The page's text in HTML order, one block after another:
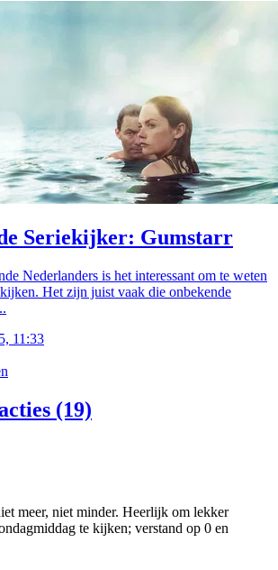
Seriekijker: Gumstarr
Nederlanders is het interessant om te weten
Het zijn juist vaak die onbekende
11:33
(19)
meer, niet minder. Heerlijk om lekker
te kijken; verstand op 0 en